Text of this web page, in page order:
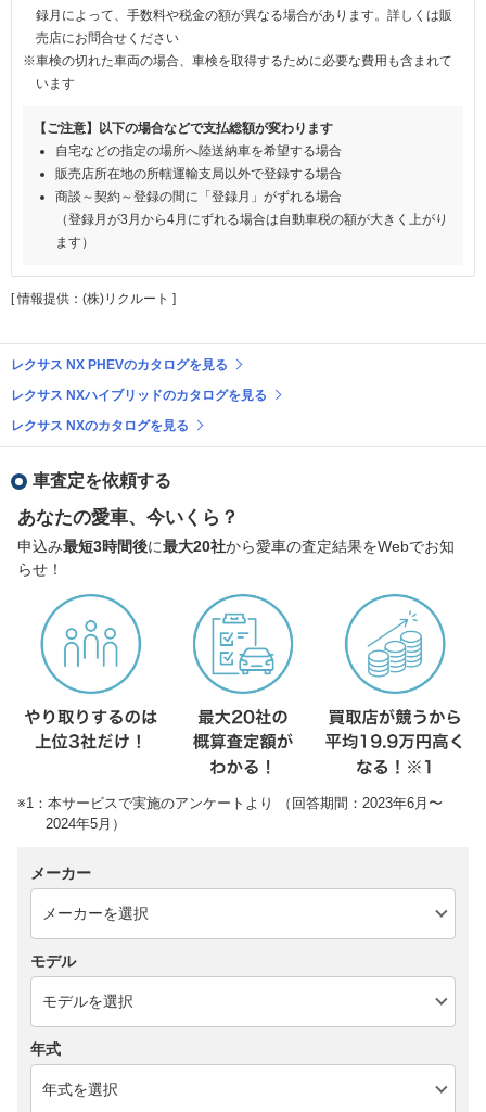
録月によって、手数料や税金の額が異なる場合があります。詳しくは販
売店にお問合せください
※車検の切れた車両の場合、車検を取得するために必要な費用も含まれて
います
【ご注意】以下の場合などで支払総額が変わります
自宅などの指定の場所へ陸送納車を希望する場合
販売店所在地の所轄運輸支局以外で登録する場合
商談～契約～登録の間に「登録月」がずれる場合
（登録月が3月から4月にずれる場合は自動車税の額が大きく上がり
ます）
[ 情報提供：(株)リクルート ]
レクサス NX PHEVのカタログを見る
レクサス NXハイブリッドのカタログを見る
レクサス NXのカタログを見る
車査定を依頼する
あなたの愛車、今いくら？
申込み最短3時間後に最大20社から愛車の査定結果をWebでお知
らせ！
※1：本サービスで実施のアンケートより （回答期間：2023年6月〜
2024年5月）
メーカー
モデル
年式